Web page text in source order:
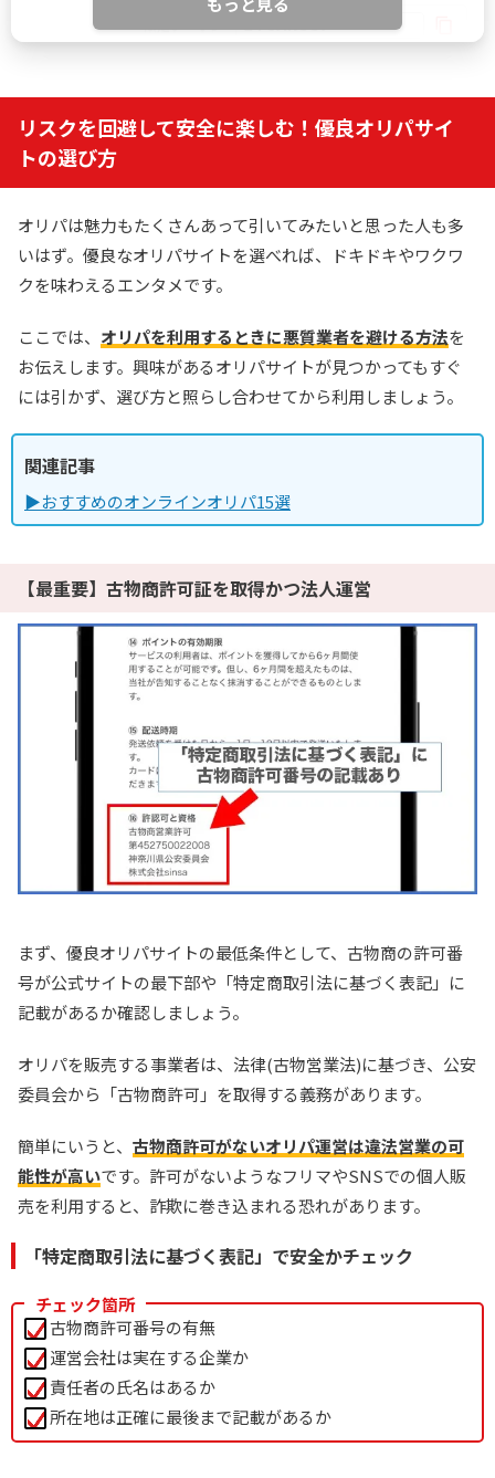
IYGANSSF
どっかん！トレカ公式サイトを見る
招待コード入力で最大2,000pt
小口で当たりやすい新オンラインオリパ
おりパンダ公式サイトを見る
6オリパワン
初回限定LINEクーポン配布中！
新規限定でアド確5種が引ける
招待コード baxGPb
オリパワン公式サイトを見る
オリくじ
新弾発売記念イベント開催中！
LINEクーポンで最大90%OFF
毎日無料ガチャが引ける
還元率100％超えの時限オリパが熱い！
8TORAオリパ
1周年記念イベント開催中！
新規登録限定で最大90％OFF
還元率110%超の限定ガチャが引ける！
TORAオリパ公式サイトを見る
リスクを回避して安全に楽しむ！優良オリパサイ
トの選び方
オリパは魅力もたくさんあって引いてみたいと思った人も多
いはず。優良なオリパサイトを選べれば、ドキドキやワクワ
クを味わえるエンタメです。
ここでは、 オリパを利用するときに悪質業者を避ける方法を
お伝えします。興味があるオリパサイトが見つかってもすぐ
には引かず、選び方と照らし合わせてから利用しましょう。
関連記事
▶おすすめのオンラインオリパ15選
【最重要】古物商許可証を取得かつ法人運営
まず、優良オリパサイトの最低条件として、古物商の許可番
号が公式サイトの最下部や「特定商取引法に基づく表記」に
記載があるか確認しましょう。
オリパを販売する事業者は、法律(古物営業法)に基づき、公安
委員会から「古物商許可」を取得する義務があります。
簡単にいうと、 古物商許可がないオリパ運営は違法営業の可
能性が高いです。許可がないようなフリマやSNSでの個人販
売を利用すると、詐欺に巻き込まれる恐れがあります。
「特定商取引法に基づく表記」で安全かチェック
チェック箇所
古物商許可番号の有無
運営会社は実在する企業か
責任者の氏名はあるか
所在地は正確に最後まで記載があるか